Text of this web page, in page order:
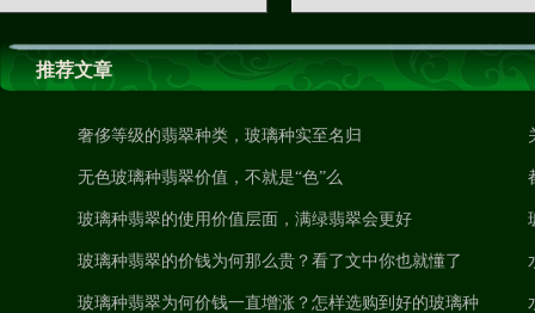
推荐文章
奢侈等级的翡翠种类，玻璃种实至名归
无色玻璃种翡翠价值，不就是“色”么
玻璃种翡翠的使用价值层面，满绿翡翠会更好
玻璃种翡翠的价钱为何那么贵？看了文中你也就懂了
玻璃种翡翠为何价钱一直增涨？怎样选购到好的玻璃种